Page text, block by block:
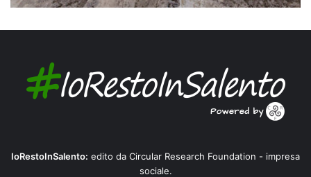
IoRestoInSalento: edito da Circular Research Foundation - impresa
sociale.